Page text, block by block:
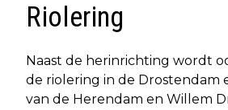
Riolering
Naast de herinrichting wordt
de riolering in de Drostendam
van de Herendam en Willem